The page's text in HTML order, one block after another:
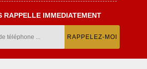
RAPPELLE IMMEDIATEMENT